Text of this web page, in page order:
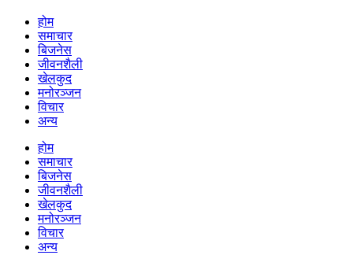
होम
समाचार
बिजनेस
जीवनशैली
खेलकुद
मनोरञ्जन
विचार
अन्य
होम
समाचार
बिजनेस
जीवनशैली
खेलकुद
मनोरञ्जन
विचार
अन्य